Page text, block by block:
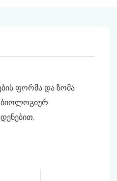
ფორმა და ზომა
ბიოლოგიურ